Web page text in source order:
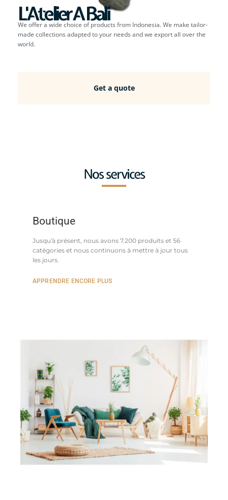
L'Atelier A Bali
We offer a wide choice of products from Indonesia. We make tailor-
made collections adapted to your needs and we export all over the
world.
Get a quote
Nos services
Boutique
Jusqu'à présent, nous avons 7.200 produits et 56
catégories et nous continuons à mettre à jour tous
les jours.
APPRENDRE ENCORE PLUS